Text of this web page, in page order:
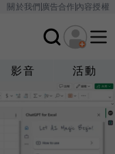
關於我們廣告合作內容授權
影音 活動